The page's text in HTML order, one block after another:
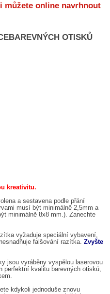
můžete online navrhnout
OTISKŮ
kreativitu.
a sestavena podle přání
musí být minimálně 2,5mm a
minimálně 8x8 mm.). Zanechte
vyžaduje speciální vybavení,
falšování razítka. Zvyšte
jsou vyráběny vyspělou laserovou
perfektní kvalitu barevných otisků,
kdykoli jednoduše znovu